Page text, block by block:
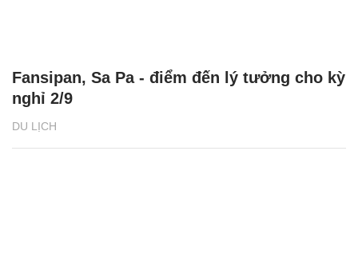
DU LỊCH
Fansipan, Sa Pa - điểm đến lý tưởng cho kỳ
nghỉ 2/9